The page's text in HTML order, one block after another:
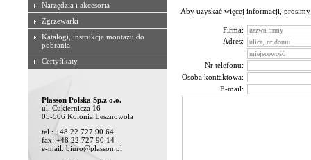
Narzędzia i akcesoria
Zgrzewarki
Katalogi, instrukcje montażu do
pobrania
Certyfikaty
Plasson Polska Sp.z o.o.
ul. Cukiernicza 16
05-506 Kolonia Lesznowola
tel.: +48 22 727 90 64
fax: +48 22 727 90 14
e-mail: biuro@plasson.pl
Aby uzyskać więcej informacji,
Firma:
Adres:
Nr telefonu:
Osoba kontaktowa:
E-mail: